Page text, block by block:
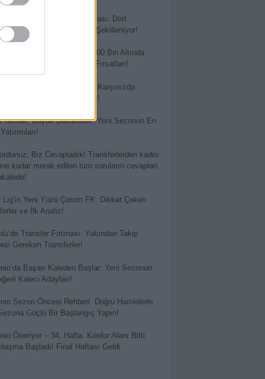
Sezon Öncesi Transfer Dosyası: Dört
Anadolu’ya Kadrolar Şekilleniyor!
Bütçeyle Büyük Kazanç: 400 Bin Altında
Gereken Transfer Fırsatları!
Ya da Parlayacak: Karşınızda
En Riskli Oyuncuları!
İsimler, Büyük Beklentiler: Yeni Sezonun En
Biz Cevapladık! Transferlerden kadro
kadar merak edilen tüm soruların cevapları
Lig’in Yeni Yüzü Çorum FK: Dikkat Çeken
ve İlk Analiz!
Transfer Fırtınası: Yakından Takip
Gereken Transferler!
Başarı Kaleden Başlar: Yeni Sezonun
Kaleci Adayları!
Sezon Öncesi Rehberi: Doğru Hamlelerle
Güçlü Bir Başlangıç Yapın!
Öneriyor – 34. Hafta: Konfor Alanı Bitti,
Başladı! Final Haftası Geldi